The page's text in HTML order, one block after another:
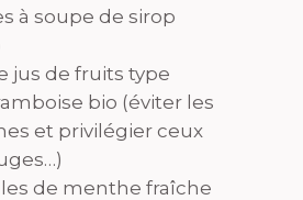
à soupe de sirop
jus de fruits type
bio (éviter les
et privilégier ceux
de menthe fraîche